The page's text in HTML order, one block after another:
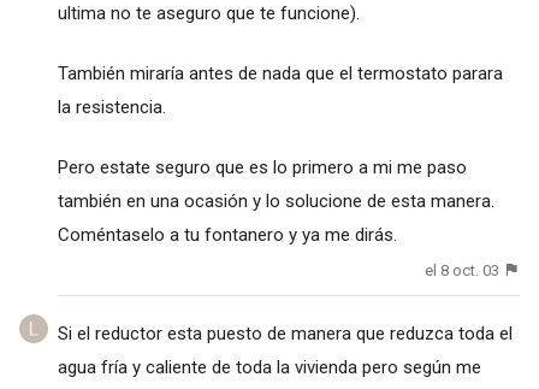
ultima no te aseguro que te funcione).
También miraría antes de nada que el termostato parara
la resistencia.
Pero estate seguro que es lo primero a mi me paso
también en una ocasión y lo solucione de esta manera.
Coméntaselo a tu fontanero y ya me dirás.
el 8 oct. 03
Si el reductor esta puesto de manera que reduzca toda el
agua fría y caliente de toda la vivienda pero según me